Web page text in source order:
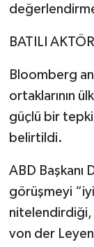
BATILI
Bloomberg
ortaklarının
güçlü bir
belirtildi.
ABD Başkanı
görüşmeyi
nitelendirdiği,
von der